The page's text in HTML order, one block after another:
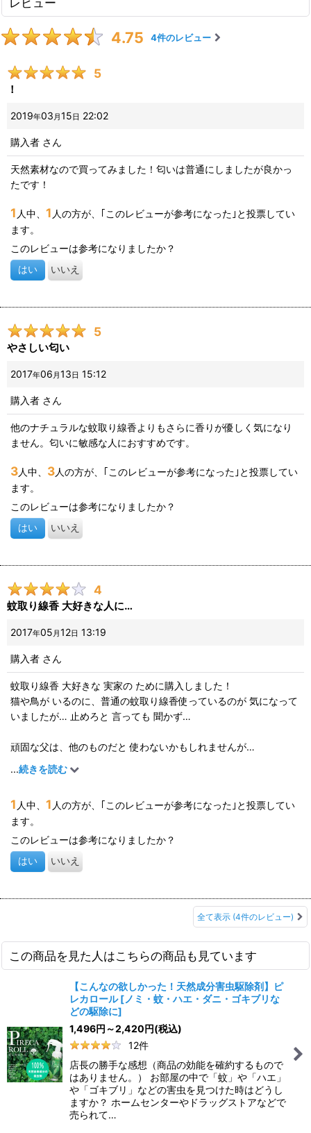
4.75 4件のレビュー
5
！
2019年03 月 15 日 22:02
購入者 さん
天然素材なので買ってみました！匂いは普通にしましたが良かっ
たです！
1 人中、 1 人の方が、｢このレビューが参考になった｣と投票してい
ます。
このレビューは参考になりましたか？
はい いいえ
5
やさしい匂い
2017年06 月 13 日 15:12
購入者 さん
他のナチュラルな蚊取り線香よりもさらに香りが優しく気になり
ません。匂いに敏感な人におすすめです。
3人中、 3人の方が、｢このレビューが参考になった｣と投票してい
ます。
このレビューは参考になりましたか？
はい いいえ
4
蚊取り線香 大好きな人に…
2017年05 月 12日 13:19
購入者 さん
蚊取り線香 大好きな 実家の ために購入しました！
猫や鳥が いるのに、普通の蚊取り線香使っているのが 気になって
いましたが… 止めろと 言っても 聞かず…
頑固な父は、他のものだと 使わないかもしれませんが…
これなら蚊取り線香だし（笑）
素直に 使ってくれそうです！
まだ、蚊が少ないので 星4つに しました…これからの 活躍に 期待
してます！
...続きを読む
1 人中、 1 人の方が、｢このレビューが参考になった｣と投票してい
ます。
このレビューは参考になりましたか？
はい いいえ
全て表示 (4件のレビュー)
この商品を見た人はこちらの商品も見ています
【こんなの欲しかった！天然成分害虫駆除剤】ピ
レカロール [ノミ・蚊・ハエ・ダニ・ゴキブリな
どの駆除に]
1,496円 ～2,420円(税込)
12件
店長の勝手な感想（商品の効能を確約するもので
はありません。） お部屋の中で「蚊」や「ハエ」
や「ゴキブリ」などの害虫を見つけた時はどうし
ますか？ ホームセンターやドラッグストアなどで
売られて…